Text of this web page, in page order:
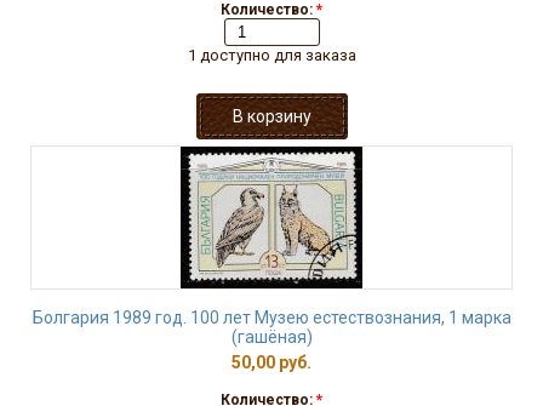
Количество: *
1 доступно для заказа
Болгария 1989 год. 100 лет Музею естествознания, 1 марка
(гашёная)
50,00 руб.
Количество: *